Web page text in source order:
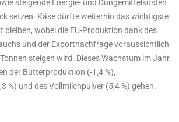
steigende Energie- und Düngemittelkosten
setzen. Käse dürfte weiterhin das wichtigste
wobei die EU-Produktion dank des
und der Exportnachfrage voraussichtlich
steigen wird. Dieses Wachstum im Jahr
der Butterproduktion (-1,4 %),
%) und des Vollmilchpulver (5,4 %) gehen.